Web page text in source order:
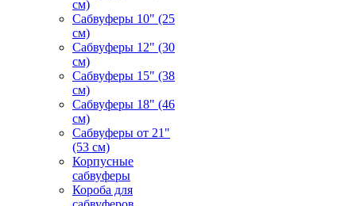
см)
Сабвуферы 10" (25
см)
Сабвуферы 12" (30
см)
Сабвуферы 15" (38
см)
Сабвуферы 18" (46
см)
Сабвуферы от 21"
(53 см)
Корпусные
сабвуферы
Короба для